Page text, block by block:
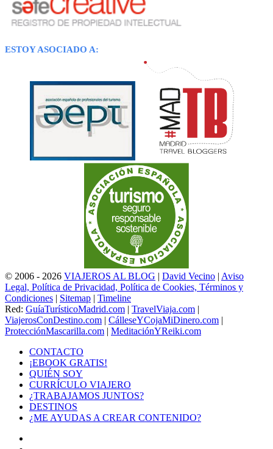
ESTOY ASOCIADO A:
© 2006 - 2026 VIAJEROS AL BLOG | David Vecino | Aviso
Legal, Política de Privacidad, Política de Cookies, Términos y
Condiciones | Sitemap | Timeline
Red: GuíaTurísticoMadrid.com | TravelViaja.com |
ViajerosConDestino.com | CálleseYCojaMiDinero.com |
ProtecciónMascarilla.com | MeditaciónYReiki.com
CONTACTO
¡EBOOK GRATIS!
QUIÉN SOY
CURRÍCULO VIAJERO
¿TRABAJAMOS JUNTOS?
DESTINOS
¿ME AYUDAS A CREAR CONTENIDO?